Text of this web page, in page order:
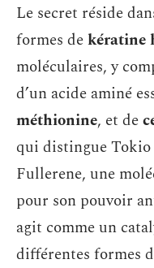
Le secret réside
formes dekératine
moléculaires, y
d’un acide aminé
méthionine, et de
qui distingue
Fullerene, une
pour son pouvoir
agit comme un
différentes formes